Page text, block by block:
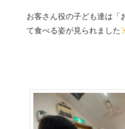
お客さん役の子ども達は「
て食べる姿が見られました